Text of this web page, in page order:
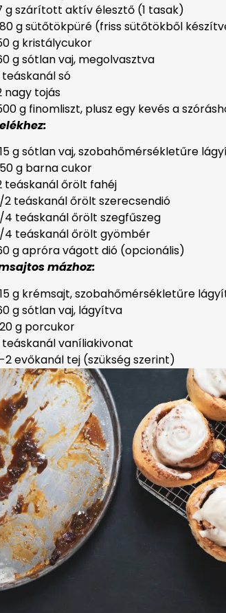
g szárított aktív élesztő (1 tasak)
g sütőtökpüré (friss sütőtökből
g kristálycukor
g sótlan vaj, megolvasztva
teáskanál só
nagy tojás
g finomliszt, plusz egy kevés a
g sótlan vaj, szobahőmérsékletűre
g barna cukor
teáskanál őrölt fahéj
2 teáskanál őrölt szerecsendió
4 teáskanál őrölt szegfűszeg
4 teáskanál őrölt gyömbér
g apróra vágott dió (opcionális)
mázhoz:
g krémsajt, szobahőmérsékletűre
g sótlan vaj, lágyítva
g porcukor
teáskanál vaníliakivonat
2 evőkanál tej (szükség szerint)